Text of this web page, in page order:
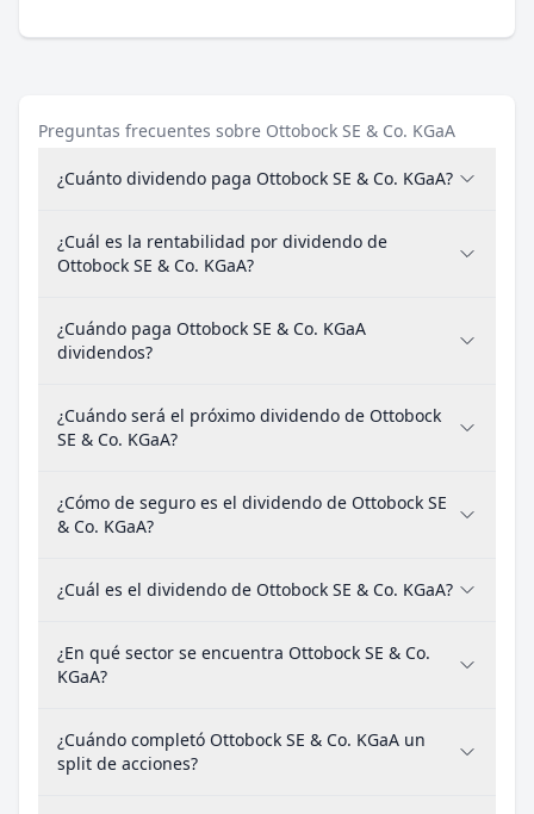
Preguntas frecuentes sobre Ottobock SE & Co. KGaA
¿Cuánto dividendo paga Ottobock SE & Co. KGaA?
¿Cuál es la rentabilidad por dividendo de
Ottobock SE & Co. KGaA?
¿Cuándo paga Ottobock SE & Co. KGaA
dividendos?
¿Cuándo será el próximo dividendo de Ottobock
SE & Co. KGaA?
¿Cómo de seguro es el dividendo de Ottobock SE
& Co. KGaA?
¿Cuál es el dividendo de Ottobock SE & Co. KGaA?
¿En qué sector se encuentra Ottobock SE & Co.
KGaA?
¿Cuándo completó Ottobock SE & Co. KGaA un
split de acciones?